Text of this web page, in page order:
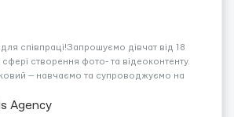
співпраці!Запрошуємо дівчат від 18
створення фото- та відеоконтенту.
— навчаємо та супроводжуємо на
професійну підтримку. Працюємо офіційно,
Agency